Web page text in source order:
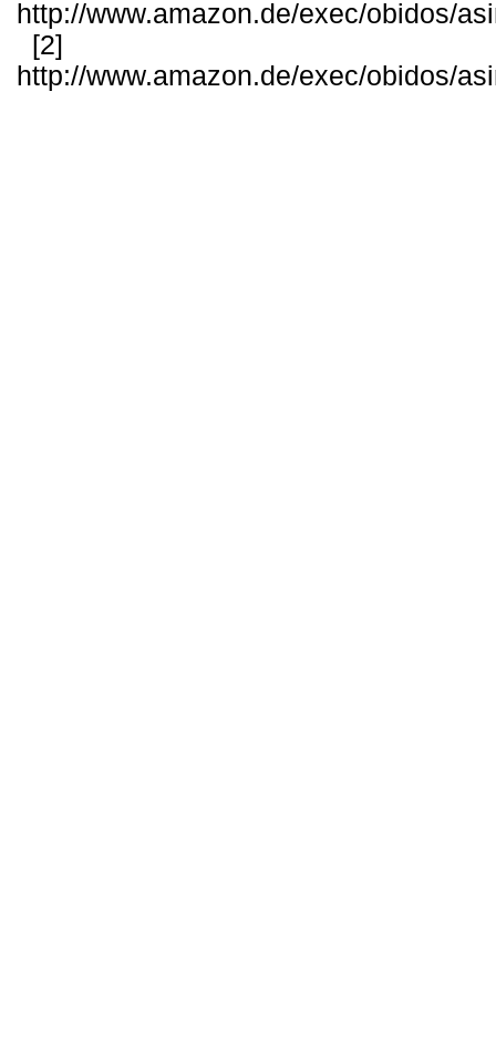
http://www.amazon.de/exec/obidos/
[2]
http://www.amazon.de/exec/obidos/